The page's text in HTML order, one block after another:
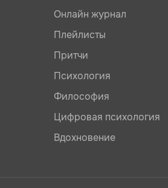
Онлайн журнал
Плейлисты
Притчи
Психология
Философия
Цифровая психология
Вдохновение